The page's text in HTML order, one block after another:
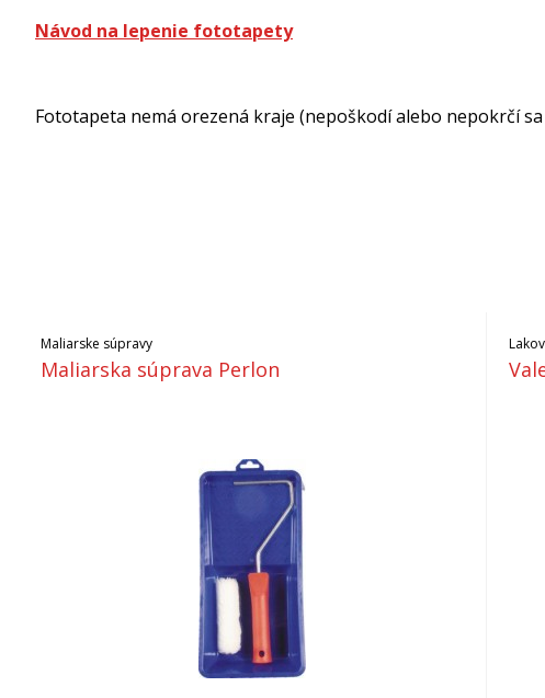
Návod na lepenie fototapety
Fototapeta nemá orezená kraje (nepoškodí alebo nepokrčí
Maliarske súpravy
Maliarska súprava Perlon